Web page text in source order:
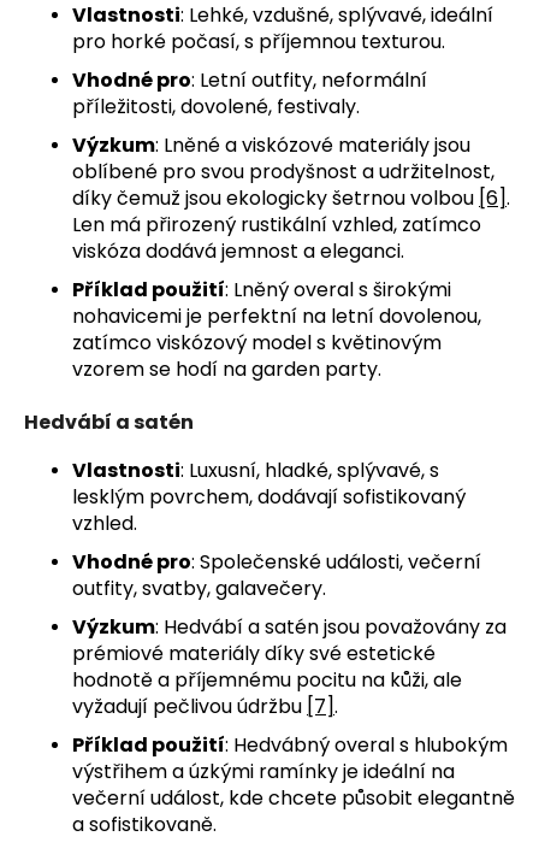
Vlastnosti: Lehké, vzdušné, splývavé, ideální
pro horké počasí, s příjemnou texturou.
Vhodné pro: Letní outfity, neformální
příležitosti, dovolené, festivaly.
Výzkum: Lněné a viskózové materiály jsou
oblíbené pro svou prodyšnost a udržitelnost,
díky čemuž jsou ekologicky šetrnou volbou [6].
Len má přirozený rustikální vzhled, zatímco
viskóza dodává jemnost a eleganci.
Příklad použití: Lněný overal s širokými
nohavicemi je perfektní na letní dovolenou,
zatímco viskózový model s květinovým
vzorem se hodí na garden party.
Hedvábí a satén
Vlastnosti: Luxusní, hladké, splývavé, s
lesklým povrchem, dodávají sofistikovaný
vzhled.
Vhodné pro: Společenské události, večerní
outfity, svatby, galavečery.
Výzkum: Hedvábí a satén jsou považovány za
prémiové materiály díky své estetické
hodnotě a příjemnému pocitu na kůži, ale
vyžadují pečlivou údržbu [7].
Příklad použití: Hedvábný overal s hlubokým
výstřihem a úzkými ramínky je ideální na
večerní událost, kde chcete působit elegantně
a sofistikovaně.